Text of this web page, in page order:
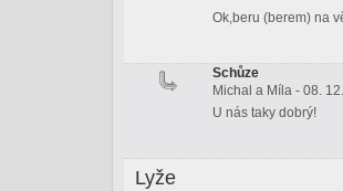
Ok,beru (berem) na
Schůze
Michal a Míla - 08.
U nás taky dobrý!
Lyže